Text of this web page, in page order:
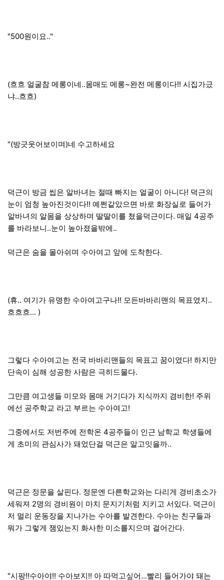
"500원이요.."
(흐흐 얼굴참 메롱이네..몸매도 메롱~완전 메롱이다!! 시집가긌
냐..흐흐)
"(방긋웃어보이며)네 수고하세요
덕근이 방금 씹은 알바녀는 절때 빠지는 얼굴이 아니다! 덕근의
눈이 엄청 높아진것이다!! 예쩐같았으면 바로 화장실로 들어가
알바녀의 알몸을 상상하며 딸딸이를 쳤을덕근이다. 매일 4공주
를 바라보니..눈이 높아졌을밖에..
덕근은 숨을 몰아쉬며 수아여고 앞에 도착한다.
(휴.. 여기가 유명한 수아여고구나!! 모든바바리맨의 목표였지..
흐흐흐... )
그렇다 수아여고는 전국 바바리맨들의 목표고 꿈이였다! 하지만
단속이 심해 성공한 사람은 극히드물다.
그만큼 여고생들 미모와 몸매 거기다가 지식까지 겸비한! 주위
에선 공주학교 라고 부르는 수아여고!
그중에서도 저번주에 전학온 4공주들이 인근 남학교 학생들에
게 초미의 관심사가 돼었단걸 덕근은 알고잇을까..
덕근은 정문을 살핀다. 정문엔 다른학교와는 다리게 경비초소가
세워져 2명의 경비원이 마치 문지기처럼 지키고 서있다. 덕근이
저 멀리 운동장을 지나가는 수아를 발견한다. 수아는 친구들과
뭐가 그렇게 잼있는지 화사한 미소를지으며 걸어간다.
"시팡!!수아야!! 수아보지!! 아 따먹고싶어...빨리 들어가야 돼는